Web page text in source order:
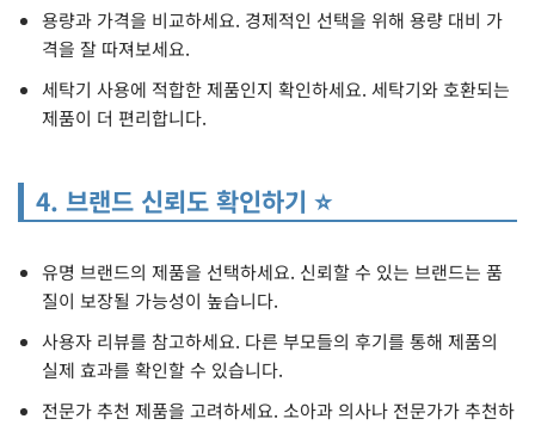
용량과 가격을 비교하세요. 경제적인 선택을 위해 용량 대비 가
격을 잘 따져보세요.
세탁기 사용에 적합한 제품인지 확인하세요. 세탁기와 호환되는
제품이 더 편리합니다.
4. 브랜드 신뢰도 확인하기 ⭐
유명 브랜드의 제품을 선택하세요. 신뢰할 수 있는 브랜드는 품
질이 보장될 가능성이 높습니다.
사용자 리뷰를 참고하세요. 다른 부모들의 후기를 통해 제품의
실제 효과를 확인할 수 있습니다.
전문가 추천 제품을 고려하세요. 소아과 의사나 전문가가 추천하